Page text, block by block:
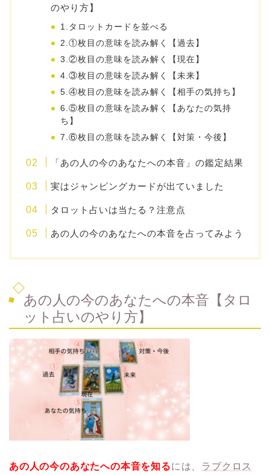
のやり方】
1.タロットカードを並べる
2.①枚目の意味を読み解く【過去】
3.②枚目の意味を読み解く【現在】
4.③枚目の意味を読み解く【未来】
5.④枚目の意味を読み解く【相手の気持ち】
6.⑤枚目の意味を読み解く【あなたの気持
ち】
7.⑥枚目の意味を読み解く【対策・今後】
「あの人の今のあなたへの本音」の鑑定結果
実はジャンピングカードが出ていました
タロット占いは当たる？注意点
あの人の今のあなたへの本音を占ってみよう
あの人の今のあなたへの本音【タロ
ット占いのやり方】
あの人の今のあなたへの本音を知るには、 ラブクロス